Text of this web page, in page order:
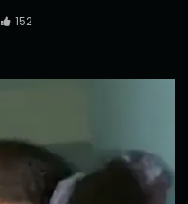
152